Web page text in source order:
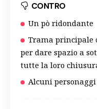
CONTRO
Un pò ridondante
Trama principale
per dare spazio a
tutte la loro
Alcuni